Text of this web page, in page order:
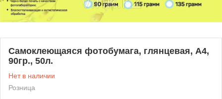
Самоклеющаяся фотобумага, глянцевая, А4,
90гр., 50л.
Нет в наличии
Розница